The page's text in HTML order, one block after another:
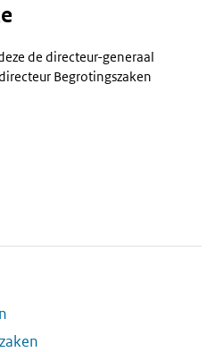
de directeur-generaal
Begrotingszaken